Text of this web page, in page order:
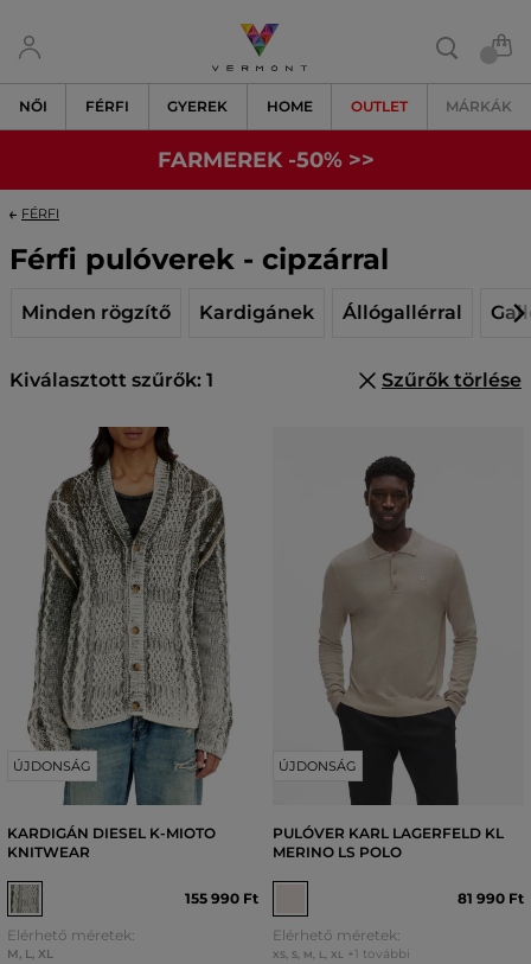
NŐI FÉRFI GYEREK HOME OUTLET MÁRKÁK
FARMEREK -50% >>
FÉRFI
Férfi pulóverek - cipzárral
Minden rögzítő Kardigánek Állógallérral
Kiválasztott szűrők: 1 Szűrők törlése
ÚJDONSÁG
KARDIGÁN DIESEL K-MIOTO
KNITWEAR
155 990 Ft
Elérhető méretek:
M, L, XL
ÚJDONSÁG
PULÓVER KARL LAGERFELD KL
MERINO LS POLO
81 990 Ft
Elérhető méretek:
XS, S, M L XL +1 további